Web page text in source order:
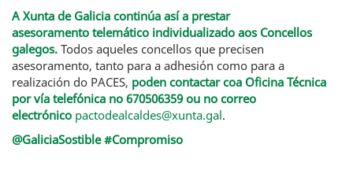
A Xunta de Galicia continúa así a prestar
asesoramento telemático individualizado aos Concellos
galegos. Todos aqueles concellos que precisen
asesoramento, tanto para a adhesión como para a
realización do PACES, poden contactar coa Oficina Técnica
por vía telefónica no 670506359 ou no correo
electrónico pactodealcaldes@xunta.gal.
@GaliciaSostible #Compromiso